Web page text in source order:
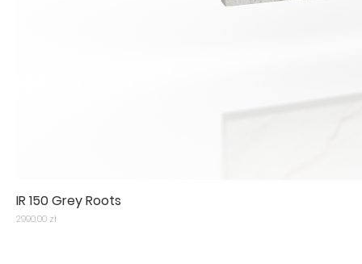
IR 150 Grey Roots
Cena
2990,00 zł